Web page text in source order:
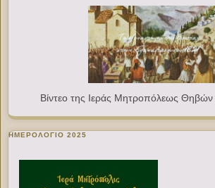
Βίντεο της Ιεράς Μητροπόλεως Θηβών
ΗΜΕΡΟΛΟΓΙΟ 2025